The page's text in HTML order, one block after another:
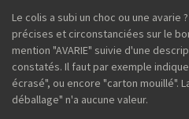
Le colis a subi un choc ou une
précises et circonstanciées sur le
mention "AVARIE" suivie d'une
constatés. Il faut par exemple
écrasé", ou encore "carton mouillé".
déballage" n'a aucune valeur.